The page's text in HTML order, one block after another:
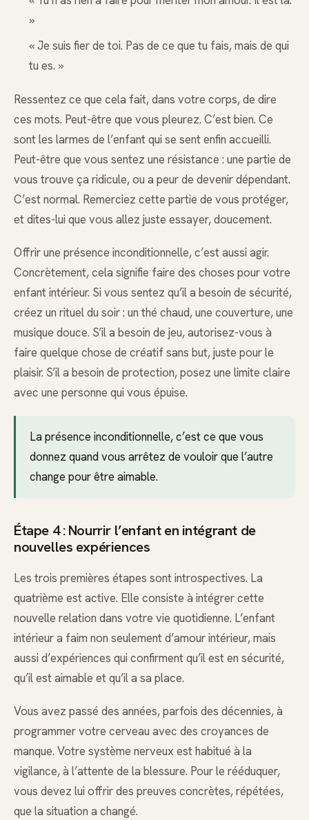
»
« Je suis fier de toi. Pas de ce que tu fais, mais de qui
tu es. »
Ressentez ce que cela fait, dans votre corps, de dire
ces mots. Peut-être que vous pleurez. C’est bien. Ce
sont les larmes de l’enfant qui se sent enfin accueilli.
Peut-être que vous sentez une résistance : une partie de
vous trouve ça ridicule, ou a peur de devenir dépendant.
C’est normal. Remerciez cette partie de vous protéger,
et dites-lui que vous allez juste essayer, doucement.
Offrir une présence inconditionnelle, c’est aussi agir.
Concrètement, cela signifie faire des choses pour votre
enfant intérieur. Si vous sentez qu’il a besoin de sécurité,
créez un rituel du soir : un thé chaud, une couverture, une
musique douce. S’il a besoin de jeu, autorisez-vous à
faire quelque chose de créatif sans but, juste pour le
plaisir. S’il a besoin de protection, posez une limite claire
avec une personne qui vous épuise.
La présence inconditionnelle, c’est ce que vous
donnez quand vous arrêtez de vouloir que l’autre
change pour être aimable.
Étape 4 : Nourrir l’enfant en intégrant de
nouvelles expériences
Les trois premières étapes sont introspectives. La
quatrième est active. Elle consiste à intégrer cette
nouvelle relation dans votre vie quotidienne. L’enfant
intérieur a faim non seulement d’amour intérieur, mais
aussi d’expériences qui confirment qu’il est en sécurité,
qu’il est aimable et qu’il a sa place.
Vous avez passé des années, parfois des décennies, à
programmer votre cerveau avec des croyances de
manque. Votre système nerveux est habitué à la
vigilance, à l’attente de la blessure. Pour le rééduquer,
vous devez lui offrir des preuves concrètes, répétées,
que la situation a changé.